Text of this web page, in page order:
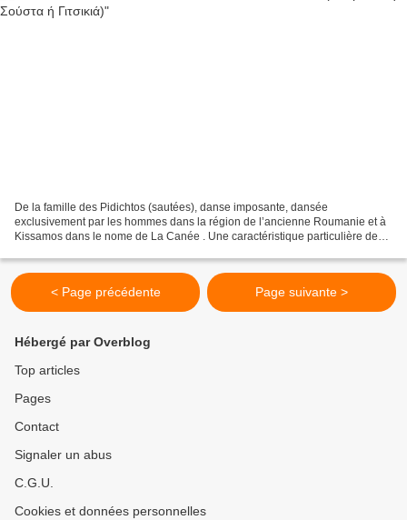
De la famille des Pidichtos (sautées), danse imposante, dansée
exclusivement par les hommes dans la région de l’ancienne Roumanie et à
Kissamos dans le nome de La Canée . Une caractéristique particulière de
< Page précédente Page suivante >
Hébergé par Overblog
Top articles
Pages
Contact
Signaler un abus
C.G.U.
Cookies et données personnelles